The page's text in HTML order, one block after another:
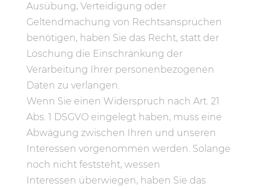
Ausübung, Verteidigung oder
Geltendmachung von Rechtsansprüchen
benötigen, haben Sie das Recht, statt der
Löschung die Einschränkung der
Verarbeitung Ihrer personenbezogenen
Daten zu verlangen.
Wenn Sie einen Widerspruch nach Art. 21
Abs. 1 DSGVO eingelegt haben, muss eine
Abwägung zwischen Ihren und unseren
Interessen vorgenommen werden. Solange
noch nicht feststeht, wessen
Interessen überwiegen, haben Sie das